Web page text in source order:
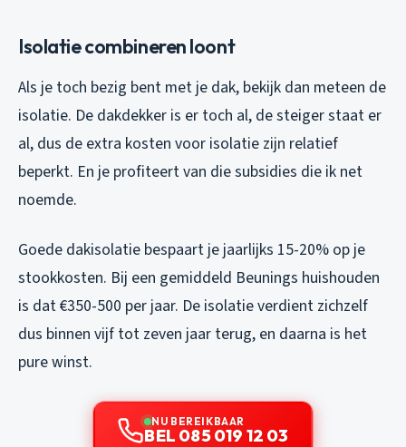
Isolatie combineren loont
Als je toch bezig bent met je dak, bekijk dan meteen de
isolatie. De dakdekker is er toch al, de steiger staat er
al, dus de extra kosten voor isolatie zijn relatief
beperkt. En je profiteert van die subsidies die ik net
noemde.
Goede dakisolatie bespaart je jaarlijks 15-20% op je
stookkosten. Bij een gemiddeld Beunings huishouden
is dat €350-500 per jaar. De isolatie verdient zichzelf
dus binnen vijf tot zeven jaar terug, en daarna is het
pure winst.
NU BEREIKBAAR
BEL 085 019 12 03